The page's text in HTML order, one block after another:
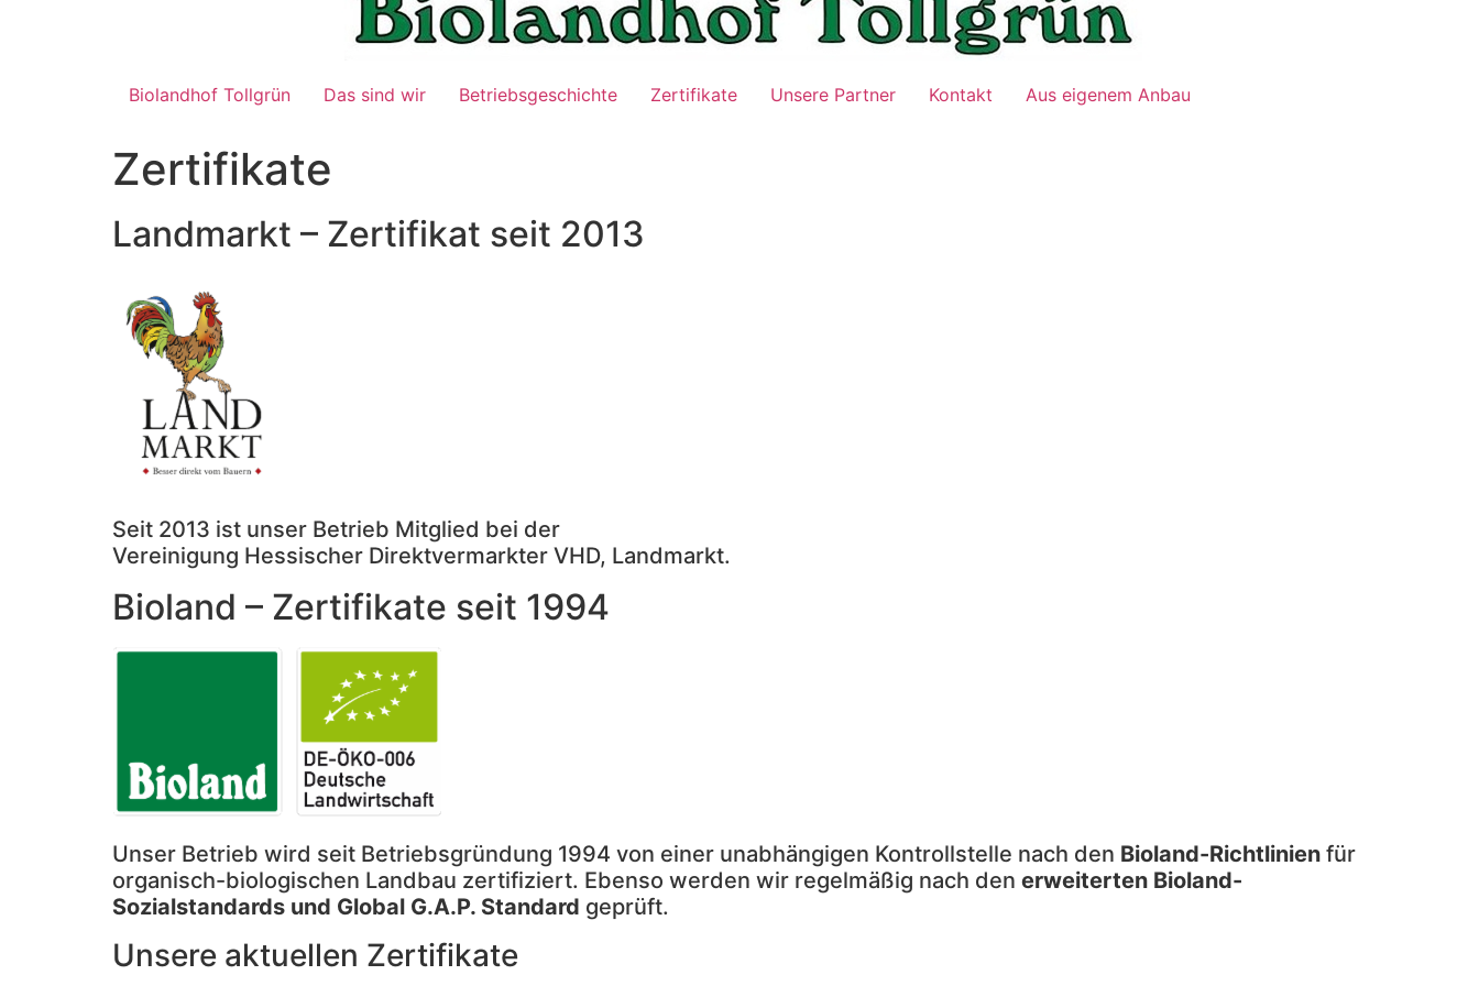
Biolandhof Tollgrün Das sind wir Betriebsgeschichte Zertifikate Unsere Partner Kontakt Aus eigenem Anbau
Zertifikate
Landmarkt – Zertifikat seit 2013
Seit 2013 ist unser Betrieb Mitglied bei der
Vereinigung Hessischer Direktvermarkter VHD, Landmarkt.
Bioland – Zertifikate seit 1994
Unser Betrieb wird seit Betriebsgründung 1994 von einer unabhängigen Kontrollstelle nach den Bioland-Richtlinien für
organisch-biologischen Landbau zertifiziert. Ebenso werden wir regelmäßig nach den erweiterten Bioland-
Sozialstandards und Global G.A.P. Standard geprüft.
Unsere aktuellen Zertifikate